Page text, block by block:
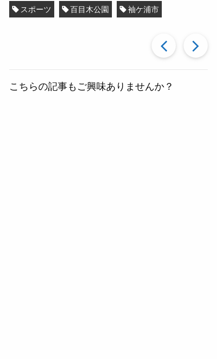
スポーツ 百目木公園 袖ケ浦市
過
去
こちらの記事もご興味ありませんか？